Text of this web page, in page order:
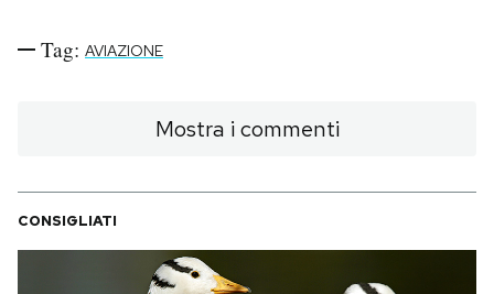
Tag: AVIAZIONE
Mostra i commenti
CONSIGLIATI